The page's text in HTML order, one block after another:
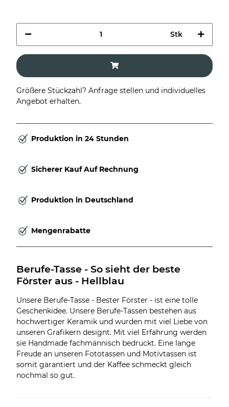
Stk
Größere Stückzahl? Anfrage stellen und individuelles
Angebot erhalten.
Produktion in 24 Stunden
Sicherer Kauf Auf Rechnung
Produktion in Deutschland
Mengenrabatte
Berufe-Tasse - So sieht der beste
Förster aus - Hellblau
Unsere Berufe-Tasse - Bester Förster - ist eine tolle
Geschenkidee. Unsere Berufe-Tassen bestehen aus
hochwertiger Keramik und wurden mit viel Liebe von
unseren Grafikern designt. Mit viel Erfahrung werden
sie Handmade fachmännisch bedruckt. Eine lange
Freude an unseren Fototassen und Motivtassen ist
somit garantiert und der Kaffee schmeckt gleich
nochmal so gut.